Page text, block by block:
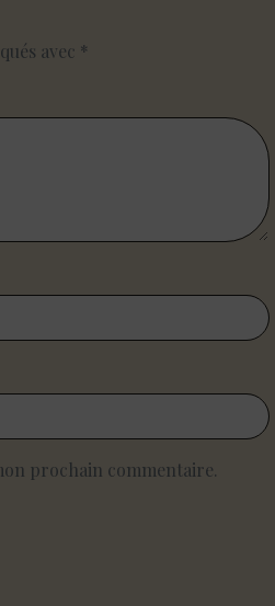
avec *
prochain commentaire.